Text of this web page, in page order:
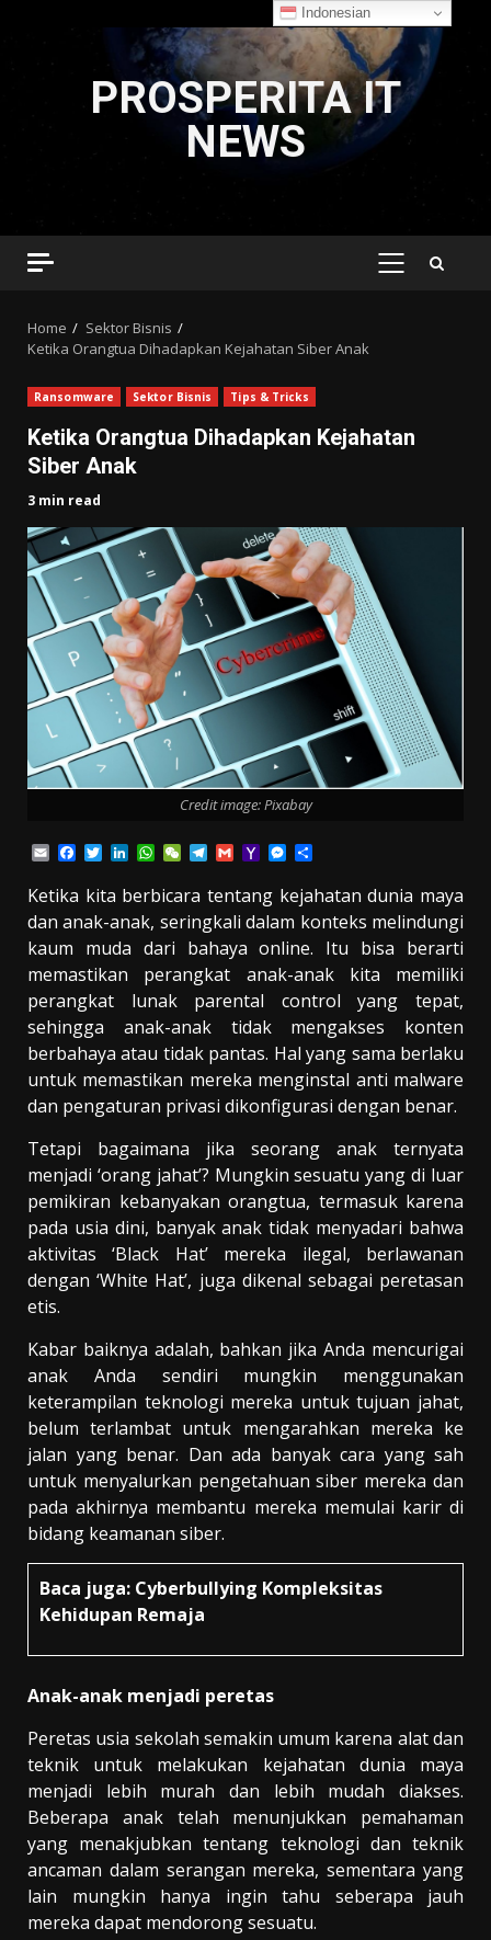
PROSPERITA IT
NEWS
PRIMARY
Home
Sektor Bisnis
Ketika Orangtua Dihadapkan Kejahatan Siber Anak
Ransomware Sektor Bisnis Tips & Tricks
Ketika Orangtua Dihadapkan Kejahatan
Siber Anak
3 min read
Credit image: Pixabay
EmailFacebook
TwitterLinkedIn
WhatsApp
WeChatTelegram
GmailYahooMessenger
Ketika kita berbicara tentang kejahatan dunia maya
dan anak-anak, seringkali dalam konteks melindungi
kaum muda dari bahaya online. Itu bisa berarti
memastikan perangkat anak-anak kita memiliki
perangkat lunak parental control yang tepat,
sehingga anak-anak tidak mengakses konten
berbahaya atau tidak pantas. Hal yang sama berlaku
untuk memastikan mereka menginstal anti malware
dan pengaturan privasi dikonfigurasi dengan benar.
Tetapi bagaimana jika seorang anak ternyata
menjadi ‘orang jahat’? Mungkin sesuatu yang di luar
pemikiran kebanyakan orangtua, termasuk karena
pada usia dini, banyak anak tidak menyadari bahwa
aktivitas ‘Black Hat’ mereka ilegal, berlawanan
dengan ‘White Hat’, juga dikenal sebagai peretasan
etis.
Kabar baiknya adalah, bahkan jika Anda mencurigai
anak Anda sendiri mungkin menggunakan
keterampilan teknologi mereka untuk tujuan jahat,
belum terlambat untuk mengarahkan mereka ke
jalan yang benar. Dan ada banyak cara yang sah
untuk menyalurkan pengetahuan siber mereka dan
pada akhirnya membantu mereka memulai karir di
bidang keamanan siber.
Baca juga: Cyberbullying Kompleksitas
Kehidupan Remaja
Anak-anak menjadi peretas
Peretas usia sekolah semakin umum karena alat dan
teknik untuk melakukan kejahatan dunia maya
menjadi lebih murah dan lebih mudah diakses.
Beberapa anak telah menunjukkan pemahaman
yang menakjubkan tentang teknologi dan teknik
ancaman dalam serangan mereka, sementara yang
lain mungkin hanya ingin tahu seberapa jauh
mereka dapat mendorong sesuatu.
Indonesian